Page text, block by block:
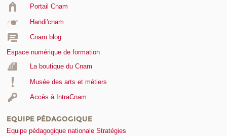
Portail Cnam
Handi'cnam
Cnam blog
Espace numérique de formation
La boutique du Cnam
Musée des arts et métiers
Accès à IntraCnam
EQUIPE PÉDAGOGIQUE
Equipe pédagogique nationale Stratégies